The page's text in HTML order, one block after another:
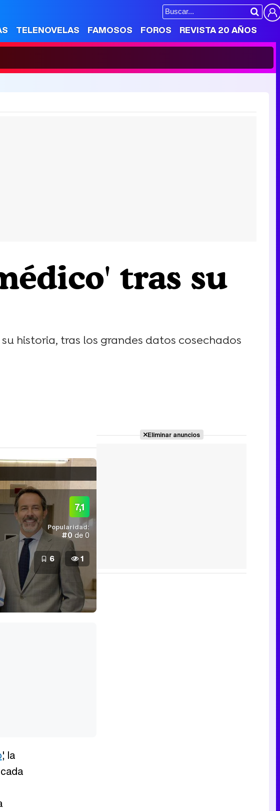
TELENOVELAS FAMOSOS FOROS REVISTA 20 AÑOS
tras su
historia, tras los grandes datos cosechados
7,1
Popularidad:
#0 de 0
6 1
', la
Eliminar anuncios